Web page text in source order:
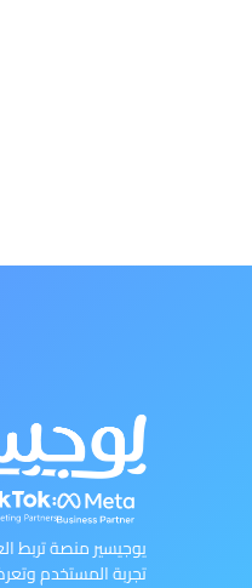
يوجيسير منصة تربط
تجربة المستخدم